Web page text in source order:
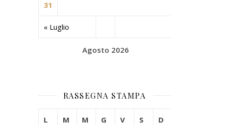
Agosto 2026
« Luglio
31
RASSEGNA STAMPA
L M M G V S D